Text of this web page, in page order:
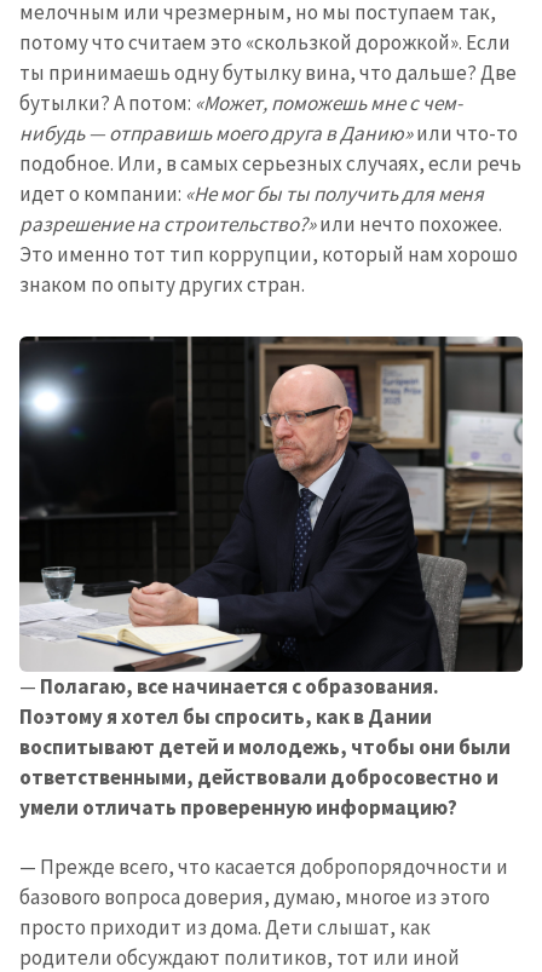
мелочным или чрезмерным, но мы поступаем так,
потому что считаем это «скользкой дорожкой». Если
ты принимаешь одну бутылку вина, что дальше? Две
бутылки? А потом: «Может, поможешь мне с чем-
нибудь — отправишь моего друга в Данию»или что-то
подобное. Или, в самых серьезных случаях, если речь
идет о компании: «Не мог бы ты получить для меня
разрешение на строительство?»или нечто похожее.
Это именно тот тип коррупции, который нам хорошо
знаком по опыту других стран.
— Полагаю, все начинается с образования.
Поэтому я хотел бы спросить, как в Дании
воспитывают детей и молодежь, чтобы они были
ответственными, действовали добросовестно и
умели отличать проверенную информацию?
— Прежде всего, что касается добропорядочности и
базового вопроса доверия, думаю, многое из этого
просто приходит из дома. Дети слышат, как
родители обсуждают политиков, тот или иной